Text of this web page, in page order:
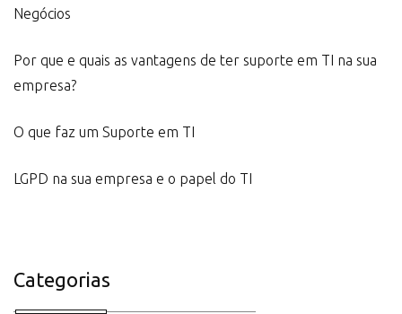
Negócios
Por que e quais as vantagens de ter suporte em TI na sua
empresa?
O que faz um Suporte em TI
LGPD na sua empresa e o papel do TI
Categorias